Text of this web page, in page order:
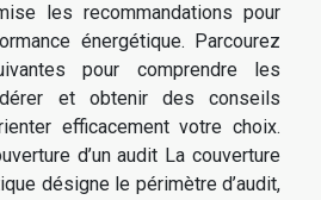
les recommandations pour
énergétique. Parcourez
pour comprendre les
et obtenir des conseils
efficacement votre choix.
d’un audit La couverture
désigne le périmètre d’audit,